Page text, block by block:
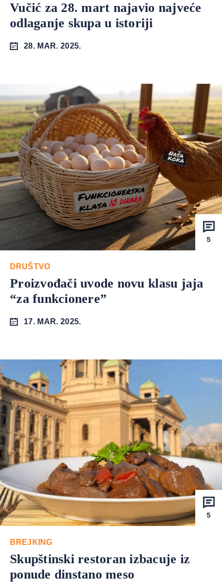
Vučić za 28. mart najavio najveće
odlaganje skupa u istoriji
28. MAR. 2025.
5
DRUŠTVO
Proizvođači uvode novu klasu jaja
“za funkcionere”
17. MAR. 2025.
5
BREJKING
Skupštinski restoran izbacuje iz
ponude dinstano meso